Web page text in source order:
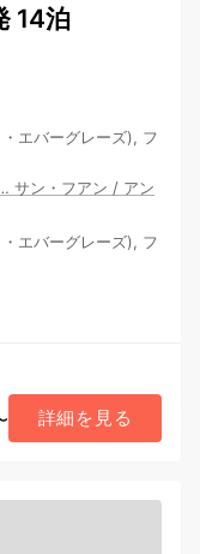
14泊
エバーグレーズ), フ
サン・フアン / アン
エバーグレーズ), フ
詳細を見る